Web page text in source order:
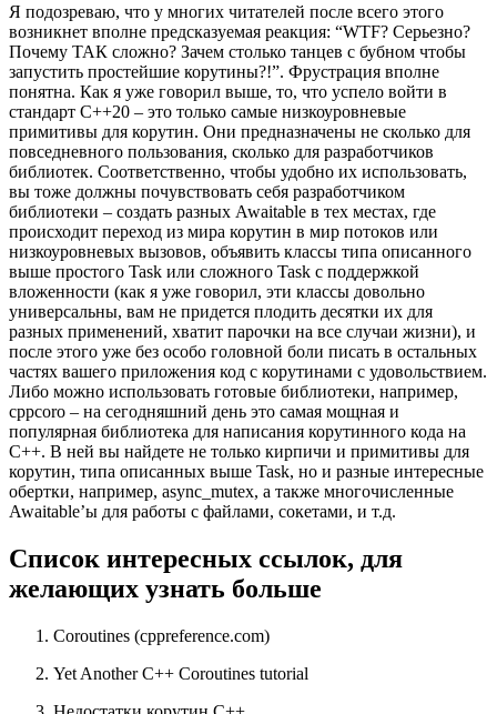
Я подозреваю, что у многих читателей после всего этого
возникнет вполне предсказуемая реакция: “WTF? Серьезно?
Почему ТАК сложно? Зачем столько танцев с бубном чтобы
запустить простейшие корутины?!”. Фрустрация вполне
понятна. Как я уже говорил выше, то, что успело войти в
стандарт C++20 – это только самые низкоуровневые
примитивы для корутин. Они предназначены не сколько для
повседневного пользования, сколько для разработчиков
библиотек. Соответственно, чтобы удобно их использовать,
вы тоже должны почувствовать себя разработчиком
библиотеки – создать разных Awaitable в тех местах, где
происходит переход из мира корутин в мир потоков или
низкоуровневых вызовов, объявить классы типа описанного
выше простого Task или сложного Task c поддержкой
вложенности (как я уже говорил, эти классы довольно
универсальны, вам не придется плодить десятки их для
разных применений, хватит парочки на все случаи жизни), и
после этого уже без особо головной боли писать в остальных
частях вашего приложения код с корутинами с удовольствием.
Либо можно использовать готовые библиотеки, например,
cppcoro – на сегодняшний день это самая мощная и
популярная библиотека для написания корутинного кода на
C++. В ней вы найдете не только кирпичи и примитивы для
корутин, типа описанных выше Task, но и разные интересные
обертки, например, async_mutex, а также многочисленные
Awaitable’ы для работы с файлами, сокетами, и т.д.
Список интересных ссылок, для
желающих узнать больше
Coroutines (cppreference.com)
Yet Another C++ Coroutines tutorial